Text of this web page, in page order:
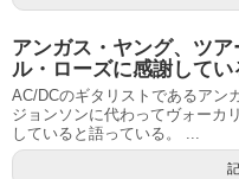
アンガス・ヤング、ツ
ル・ローズに感謝してい
AC/DCのギタリストであるアン
ジョンソンに代わってヴォーカ
していると語っている。 ...